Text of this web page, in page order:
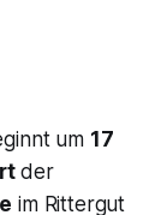
um 17
der
im Rittergut